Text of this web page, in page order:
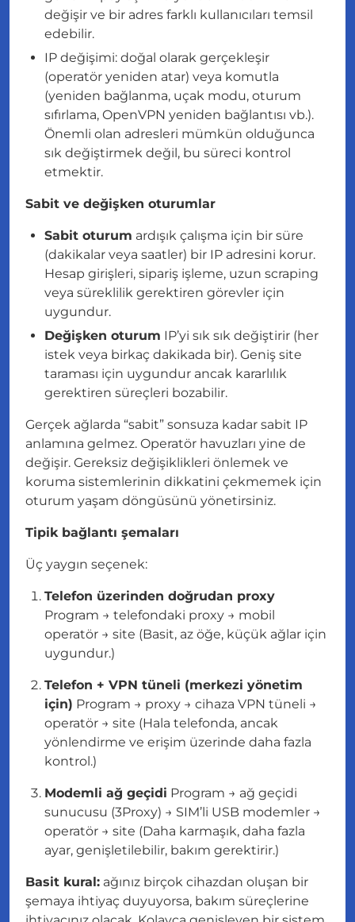
değişir ve bir adres farklı kullanıcıları temsil
edebilir.
IP değişimi: doğal olarak gerçekleşir
(operatör yeniden atar) veya komutla
(yeniden bağlanma, uçak modu, oturum
sıfırlama, OpenVPN yeniden bağlantısı vb.).
Önemli olan adresleri mümkün olduğunca
sık değiştirmek değil, bu süreci kontrol
etmektir.
Sabit ve değişken oturumlar
Sabit oturum ardışık çalışma için bir süre
(dakikalar veya saatler) bir IP adresini korur.
Hesap girişleri, sipariş işleme, uzun scraping
veya süreklilik gerektiren görevler için
uygundur.
Değişken oturum IP’yi sık sık değiştirir (her
istek veya birkaç dakikada bir). Geniş site
taraması için uygundur ancak kararlılık
gerektiren süreçleri bozabilir.
Gerçek ağlarda “sabit” sonsuza kadar sabit IP
anlamına gelmez. Operatör havuzları yine de
değişir. Gereksiz değişiklikleri önlemek ve
koruma sistemlerinin dikkatini çekmemek için
oturum yaşam döngüsünü yönetirsiniz.
Tipik bağlantı şemaları
Üç yaygın seçenek:
Telefon üzerinden doğrudan proxy
Program → telefondaki proxy → mobil
operatör → site (Basit, az öğe, küçük ağlar için
uygundur.)
Telefon + VPN tüneli (merkezi yönetim
için) Program → proxy → cihaza VPN tüneli →
operatör → site (Hala telefonda, ancak
yönlendirme ve erişim üzerinde daha fazla
kontrol.)
Modemli ağ geçidi Program → ağ geçidi
sunucusu (3Proxy) → SIM’li USB modemler →
operatör → site (Daha karmaşık, daha fazla
ayar, genişletilebilir, bakım gerektirir.)
Basit kural: ağınız birçok cihazdan oluşan bir
şemaya ihtiyaç duyuyorsa, bakım süreçlerine